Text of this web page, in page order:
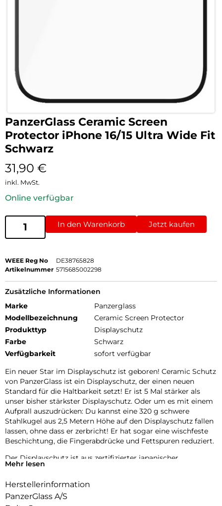
PanzerGlass Ceramic Screen
Protector iPhone 16/15 Ultra Wide Fit
Schwarz
31,90 €
inkl. MwSt.
Online verfügbar
In den Warenkorb Jetzt kaufen
WEEE Reg No
DE38765828
Artikelnummer 5715685002298
Zusätzliche Informationen
Marke
Panzerglass
Modellbezeichnung
Ceramic Screen Protector
Produkttyp
Displayschutz
Farbe
Schwarz
Verfügbarkeit
sofort verfügbar
Ein neuer Star im Displayschutz ist geboren! Ceramic Schutz
von PanzerGlass ist ein Displayschutz, der einen neuen
Standard für die Haltbarkeit setzt! Er ist 5 Mal stärker als
unser bisher stärkster Displayschutz. Oder um es mit einem
Aufprall auszudrücken: Du kannst eine 320 g schwere
Stahlkugel aus 2,5 Metern Höhe auf den Displayschutz fallen
lassen, ohne dass er zerbricht! Er hat sogar eine wischfeste
Beschichtung, die Fingerabdrücke und Fettspuren reduziert.
Der Displayschutz ist aus zertifizierter japanischer
Glaskeramik von Ohara hergestellt. Glaskeramik ist eines der
für das bloße Auge unsichtbare Kristalle, die verhindern, dass
sich Risse ausbreiten, und die eine Festigkeit ermöglichen,
Mehr lesen
Herstellerinformation
PanzerGlass A/S